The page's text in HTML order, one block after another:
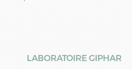
LABORATOIRE GIPHAR